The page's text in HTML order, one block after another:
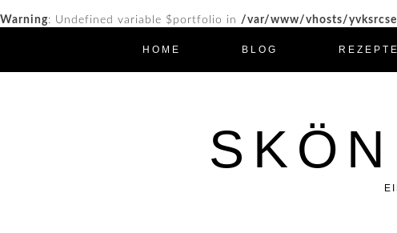
Warning: Undefined variable $portfolio in /var/www/vhosts/
HOME BLOG REZEPTE